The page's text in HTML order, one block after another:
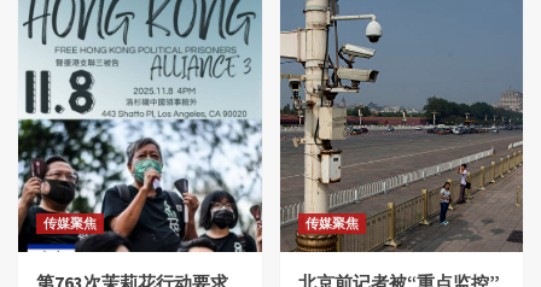
传媒聚焦 传媒聚焦